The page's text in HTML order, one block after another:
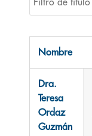
Nombre
Dra.
Teresa
Ordaz
Guzmán